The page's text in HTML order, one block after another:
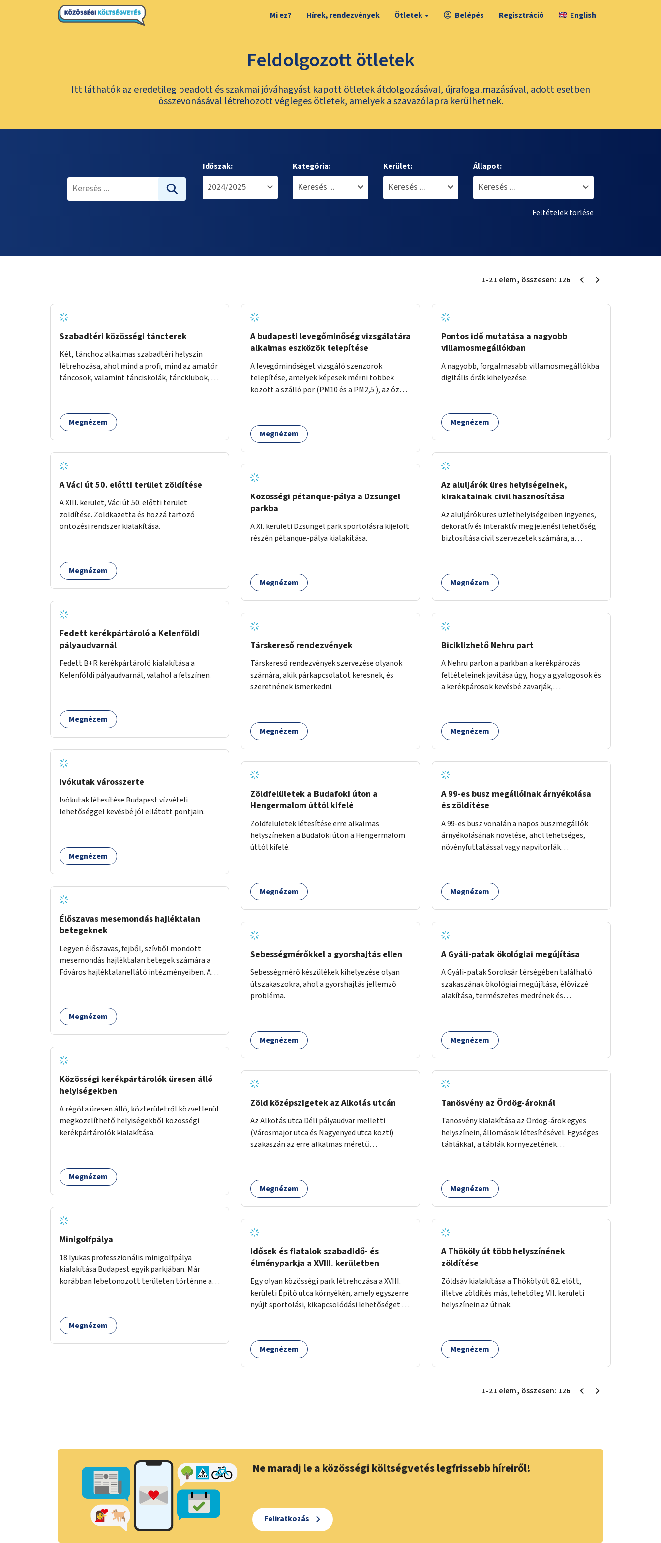
Mi ez? Hírek, rendezvények Ötletek Belépés Regisztráció English
Feldolgozott ötletek
Itt láthatók az eredetileg beadott és szakmai jóváhagyást kapott ötletek átdolgozásával, újrafogalmazásával, adott esetben
összevonásával létrehozott végleges ötletek, amelyek a szavazólapra kerülhetnek.
Időszak: Kategória: Kerület: Állapot:
Feltételek törlése
1-21 elem, összesen: 126
Szabadtéri közösségi táncterek
Két, tánchoz alkalmas szabadtéri helyszín
létrehozása, ahol mind a profi, mind az amatőr
táncosok, valamint tánciskolák, táncklubok, a
Megnézem
A Váci út 50. előtti terület zöldítése
A XIII. kerület, Váci út 50. előtti terület
zöldítése. Zöldkazetta és hozzá tartozó
öntözési rendszer kialakítása.
Megnézem
Fedett kerékpártároló a Kelenföldi
pályaudvarnál
Fedett B+R kerékpártároló kialakítása a
Kelenföldi pályaudvarnál, valahol a felszínen.
Megnézem
Ivókutak városszerte
Ivókutak létesítése Budapest vízvételi
lehetőséggel kevésbé jól ellátott pontjain.
Megnézem
Élőszavas mesemondás hajléktalan
betegeknek
Legyen élőszavas, fejből, szívből mondott
mesemondás hajléktalan betegek számára a
Főváros hajléktalanellátó intézményeiben. A
végzettségű emberek végeznék.
Megnézem
Közösségi kerékpártárolók üresen álló
helyiségekben
A régóta üresen álló, közterületről közvetlenül
megközelíthető helyiségekből közösségi
kerékpártárolók kialakítása.
Megnézem
Minigolfpálya
18 lyukas professzionális minigolfpálya
kialakítása Budapest egyik parkjában. Már
korábban lebetonozott területen történne a
Megnézem
A budapesti levegőminőség vizsgálatára
alkalmas eszközök telepítése
A levegőminőséget vizsgáló szenzorok
telepítése, amelyek képesek mérni többek
között a szálló por (PM10 és a PM2,5 ), az ózon
például a szélsebességet, a szélirányt, a
hőmérsékletet vagy a relatív páratartalmat. A
elérhetők, térképes megjelenítéssel és időbeli
bontásban.
Megnézem
Közösségi pétanque-pálya a Dzsungel
parkba
A XI. kerületi Dzsungel park sportolásra kijelölt
részén pétanque-pálya kialakítása.
Megnézem
Társkereső rendezvények
Társkereső rendezvények szervezése olyanok
számára, akik párkapcsolatot keresnek, és
szeretnének ismerkedni.
Megnézem
Zöldfelületek a Budafoki úton a
Hengermalom úttól kifelé
Zöldfelületek létesítése erre alkalmas
helyszíneken a Budafoki úton a Hengermalom
úttól kifelé.
Megnézem
Sebességmérőkkel a gyorshajtás ellen
Sebességmérő készülékek kihelyezése olyan
útszakaszokra, ahol a gyorshajtás jellemző
probléma.
Megnézem
Zöld középszigetek az Alkotás utcán
Az Alkotás utca Déli pályaudvar melletti
(Városmajor utca és Nagyenyed utca közti)
szakaszán az erre alkalmas méretű
Megnézem
Idősek és fiatalok szabadidő- és
élményparkja a XVIII. kerületben
Egy olyan közösségi park létrehozása a XVIII.
kerületi Építő utca környékén, amely egyszerre
nyújt sportolási, kikapcsolódási lehetőséget az
Megnézem
Pontos idő mutatása a nagyobb
villamosmegállókban
A nagyobb, forgalmasabb villamosmegállókba
digitális órák kihelyezése.
Megnézem
Az aluljárók üres helyiségeinek,
kirakatainak civil hasznosítása
Az aluljárók üres üzlethelyiségeiben ingyenes,
dekoratív és interaktív megjelenési lehetőség
biztosítása civil szervezetek számára, a
mutassanak be látványos, gondolatébresztő
formában, például rajzokkal, kérdésekkel,
nélkül, a jelenlegi elhanyagolt állapot helyett.
Megnézem
Biciklizhető Nehru part
A Nehru parton a parkban a kerékpározás
feltételeinek javítása úgy, hogy a gyalogosok és
a kerékpárosok kevésbé zavarják,
Megnézem
A 99-es busz megállóinak árnyékolása
és zöldítése
A 99-es busz vonalán a napos buszmegállók
árnyékolásának növelése, ahol lehetséges,
növényfuttatással vagy napvitorlák
figyelembevételével.
Megnézem
A Gyáli-patak ökológiai megújítása
A Gyáli-patak Soroksár térségében található
szakaszának ökológiai megújítása, élővízzé
alakítása, természetes medrének és
Megnézem
Tanösvény az Ördög-ároknál
Tanösvény kialakítása az Ördög-árok egyes
helyszínein, állomások létesítésével. Egységes
táblákkal, a táblák környezetének
Megnézem
A Thököly út több helyszínének
zöldítése
Zöldsáv kialakítása a Thököly út 82. előtt,
illetve zöldítés más, lehetőleg VII. kerületi
helyszínein az útnak.
Megnézem
1-21 elem, összesen: 126
Ne maradj le a közösségi költségvetés legfrissebb híreiről!
Feliratkozás